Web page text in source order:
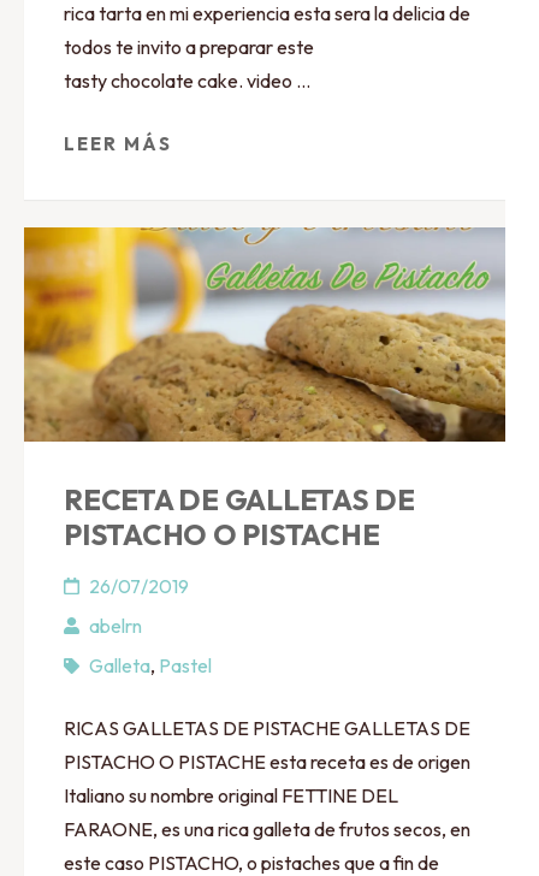
rica tarta en mi experiencia esta sera la delicia de
todos te invito a preparar este
tasty chocolate cake. video …
LEER MÁS
RECETA DE GALLETAS DE
PISTACHO O PISTACHE
26/07/2019
abelrn
Galleta, Pastel
RICAS GALLETAS DE PISTACHE GALLETAS DE
PISTACHO O PISTACHE esta receta es de origen
Italiano su nombre original FETTINE DEL
FARAONE, es una rica galleta de frutos secos, en
este caso PISTACHO, o pistaches que a fin de